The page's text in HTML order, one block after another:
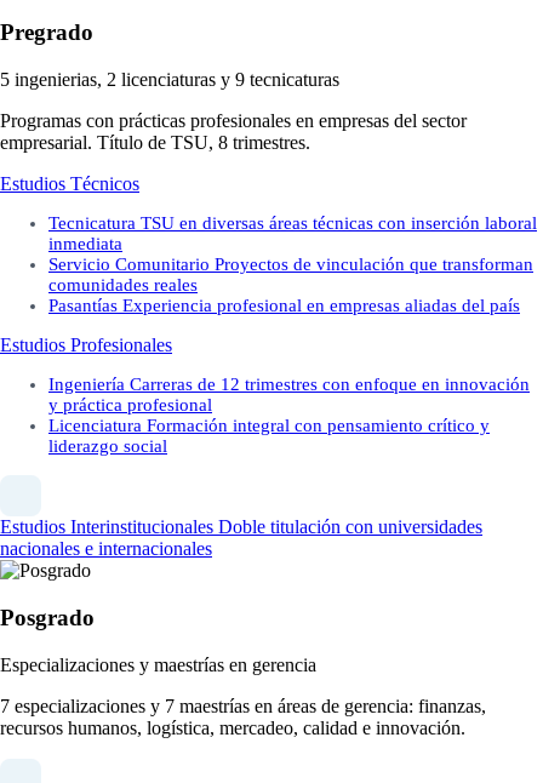
Pregrado
5 ingenierias, 2 licenciaturas y 9 tecnicaturas
Programas con prácticas profesionales en empresas del sector
empresarial. Título de TSU, 8 trimestres.
Estudios Técnicos
Tecnicatura TSU en diversas áreas técnicas con inserción laboral
inmediata
Servicio Comunitario Proyectos de vinculación que transforman
comunidades reales
Pasantías Experiencia profesional en empresas aliadas del país
Estudios Profesionales
Ingeniería Carreras de 12 trimestres con enfoque en innovación
y práctica profesional
Licenciatura Formación integral con pensamiento crítico y
liderazgo social
Estudios Interinstitucionales Doble titulación con universidades
nacionales e internacionales
Posgrado
Especializaciones y maestrías en gerencia
7 especializaciones y 7 maestrías en áreas de gerencia: finanzas,
recursos humanos, logística, mercadeo, calidad e innovación.